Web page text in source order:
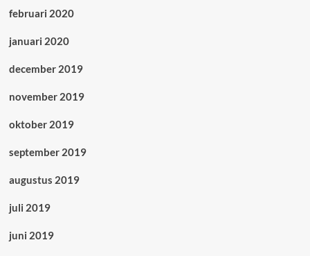
februari 2020
januari 2020
december 2019
november 2019
oktober 2019
september 2019
augustus 2019
juli 2019
juni 2019